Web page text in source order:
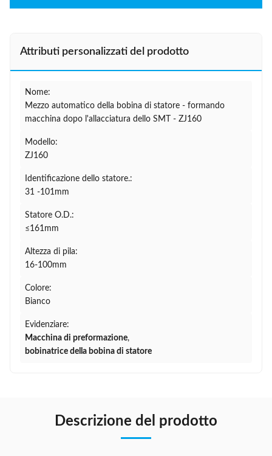
Attributi personalizzati del prodotto
Nome:
Mezzo automatico della bobina di statore - formando
macchina dopo l'allacciatura dello SMT - ZJ160
Modello:
ZJ160
Identificazione dello statore.:
31 -101mm
Statore O.D.:
≤161mm
Altezza di pila:
16-100mm
Colore:
Bianco
Evidenziare:
Macchina di preformazione,
bobinatrice della bobina di statore
Descrizione del prodotto